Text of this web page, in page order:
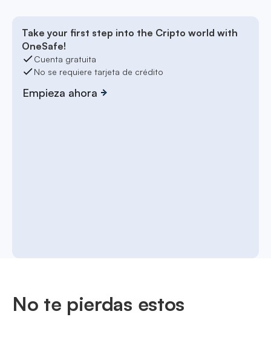
Take your first step into the Cripto world with
OneSafe!
Cuenta gratuita
No se requiere tarjeta de crédito
Empieza ahora
No te pierdas estos